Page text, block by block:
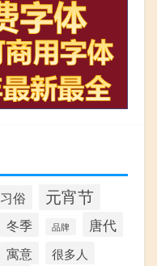
习俗 元宵节
冬季 品牌 唐代
寓意 很多人